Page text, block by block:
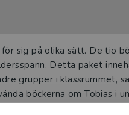
sig på olika sätt. De tio
Detta paket
grupper i klassrummet,
böckerna om Tobias i
eller sfi, men många av